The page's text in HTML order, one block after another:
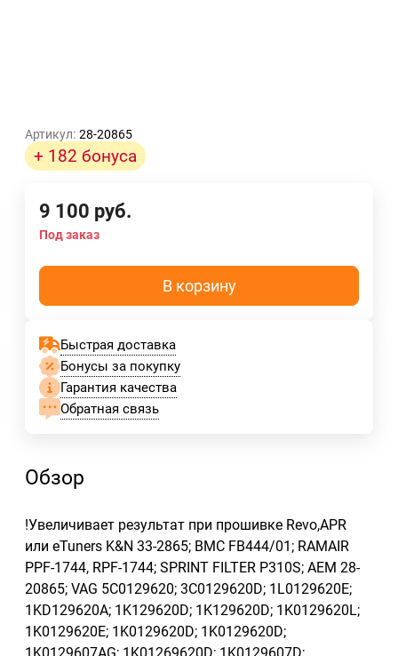
Артикул: 28-20865
+ 182 бонуса
9 100 руб.
Под заказ
В корзину
Быстрая доставка
Бонусы за покупку
Гарантия качества
Обратная связь
Обзор
!Увеличивает результат при прошивке Revo,APR
или eTuners K&N 33-2865; BMC FB444/01; RAMAIR
PPF-1744, RPF-1744; SPRINT FILTER P310S; AEM 28-
20865; VAG 5C0129620; 3C0129620D; 1L0129620E;
1KD129620A; 1K129620D; 1K129620D; 1K0129620L;
1K0129620E; 1K0129620D; 1K0129620D;